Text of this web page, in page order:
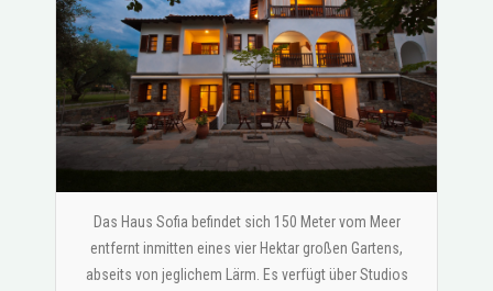
Das Haus Sofia befindet sich 150 Meter vom Meer
entfernt inmitten eines vier Hektar großen Gartens,
abseits von jeglichem Lärm. Es verfügt über Studios